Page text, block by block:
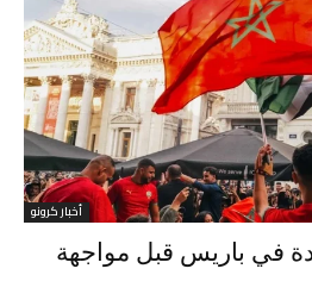
أخبار كرونو
في باريس قبل مواجهة